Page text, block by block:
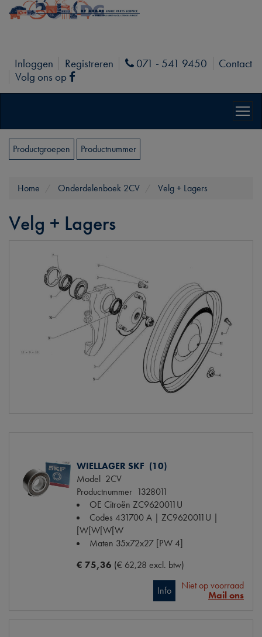
Inloggen Registreren Phone
071 - 541 9450
Contact
Volg ons op
Facebook
Productgroepen Productnummer
Home Onderdelenboek 2CV Velg + Lagers
Velg + Lagers
WIELLAGER SKF (10)
Model 2CV
Productnummer 1328011
OE Citroën ZC9620011U
Codes 431700 A | ZC9620011U |
[W[W[W[W
Maten 35x72x27 [PW 4]
€ 75,36 (€ 62,28 excl. btw)
Info
Niet op voorraad
Mail ons